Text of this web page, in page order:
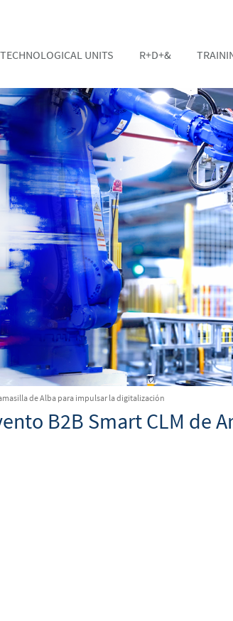
TECHNOLOGICAL UNITS R+D+&
de Alba para impulsar la digitalización
B2B Smart CLM de